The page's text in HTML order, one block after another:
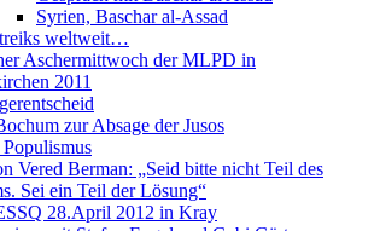
Syrien, Baschar al-Assad
weltweit…
Aschermittwoch der MLPD in
2011
zur Absage der Jusos
Vered Berman: „Seid bitte nicht Teil des
Sei ein Teil der Lösung“
28.April 2012 in Kray